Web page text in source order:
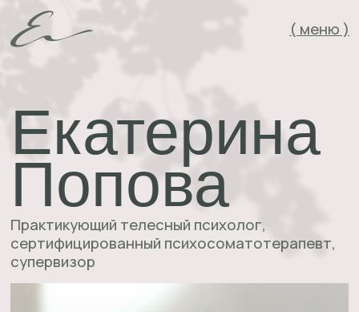
Екатерина
Попова
Практикующий телесный психолог,
сертифицированный психосоматотерапевт,
супервизор